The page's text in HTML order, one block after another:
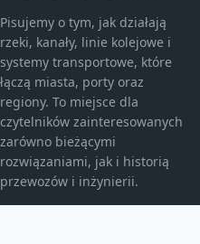
Pisujemy o tym, jak działają
rzeki, kanały, linie kolejowe i
systemy transportowe, które
łączą miasta, porty oraz
regiony. To miejsce dla
czytelników zainteresowanych
zarówno bieżącymi
rozwiązaniami, jak i historią
przewozów i inżynierii.